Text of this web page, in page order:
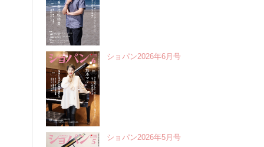
ショパン2026年6月号
ショパン2026年5月号